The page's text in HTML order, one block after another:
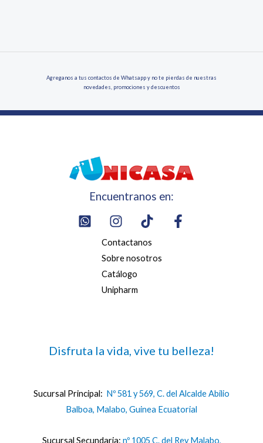
Agreganos a tus contactos de Whatsapp y no te pierdas de nuestras
novedades, promociones y descuentos
Encuentranos en:
Contactanos
Sobre nosotros
Catálogo
Unipharm
Disfruta la vida, vive tu belleza!
Sucursal Principal: Nº 581 y 569, C. del Alcalde Abilio
Balboa, Malabo, Guinea Ecuatorial
Sucursal Secundaria: nº 1005 C. del Rey Malabo,